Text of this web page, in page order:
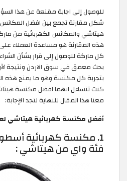
للوصول إلى اجابة مقنعة عن هذا
شكل مقارنة تجمع بين افضل المكانس
هيتاشي والمكانس الكهربائية من
هذه المقارنة هو مساعدة العملاء
كل ماركة للوصول إلى قرار بشأن
بحث معمق في سوق الاردن ونتيجة
بتجربة كل مكنسة وهو ما يمنح هذه
كنت تتساءل ايهما افضل مكنسة
معنا هذا المقال للنهاية لتجد الإجابة:
أفضل مكنسة كهربائية هيتاشي لعام
فئة واي من هيتاشي :